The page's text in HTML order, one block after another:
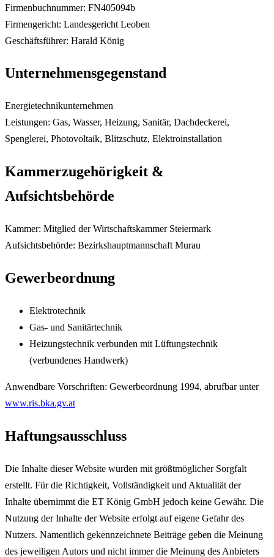
Firmenbuchnummer: FN405094b
Firmengericht: Landesgericht Leoben
Geschäftsführer: Harald König
Unternehmensgegenstand
Energietechnikunternehmen
Leistungen: Gas, Wasser, Heizung, Sanitär, Dachdeckerei,
Spenglerei, Photovoltaik, Blitzschutz, Elektroinstallation
Kammerzugehörigkeit &
Aufsichtsbehörde
Kammer: Mitglied der Wirtschaftskammer Steiermark
Aufsichtsbehörde: Bezirkshauptmannschaft Murau
Gewerbeordnung
Elektrotechnik
Gas- und Sanitärtechnik
Heizungstechnik verbunden mit Lüftungstechnik
(verbundenes Handwerk)
Anwendbare Vorschriften: Gewerbeordnung 1994, abrufbar unter
www.ris.bka.gv.at
Haftungsausschluss
Die Inhalte dieser Website wurden mit größtmöglicher Sorgfalt
erstellt. Für die Richtigkeit, Vollständigkeit und Aktualität der
Inhalte übernimmt die ET König GmbH jedoch keine Gewähr. Die
Nutzung der Inhalte der Website erfolgt auf eigene Gefahr des
Nutzers. Namentlich gekennzeichnete Beiträge geben die Meinung
des jeweiligen Autors und nicht immer die Meinung des Anbieters